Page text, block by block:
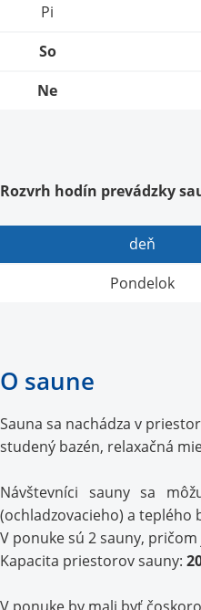
Pi
So
Ne
Rozvrh hodín prevádzky
deň
Pondelok
O saune
Sauna sa nachádza v
studený bazén, relaxačná
Návštevníci sauny sa
(ochladzovacieho) a teplého
V ponuke sú 2 sauny,
Kapacita priestorov sauny: